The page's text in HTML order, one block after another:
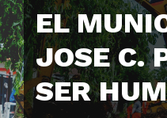
EL
JOSE C.
SER